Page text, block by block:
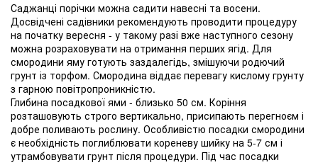
Саджанці порічки можна садити навесні та восени.
Досвідчені садівники рекомендують проводити процедуру
на початку вересня - у такому разі вже наступного сезону
можна розраховувати на отримання перших ягід. Для
смородини яму готують заздалегідь, змішуючи родючий
грунт із торфом. Смородина віддає перевагу кислому грунту
з гарною повітропроникністю.
Глибина посадкової ями - близько 50 см. Коріння
розташовують строго вертикально, присипають перегноєм і
добре поливають рослину. Особливістю посадки смородини
є необхідність поглиблювати кореневу шийку на 5-7 см і
утрамбовувати грунт після процедури. Під час посадки